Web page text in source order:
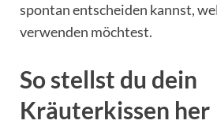
spontan entscheiden kannst,
verwenden möchtest.
So stellst du dein
Kräuterkissen her